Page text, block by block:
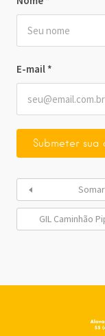
E-mail *
GIL Caminhão